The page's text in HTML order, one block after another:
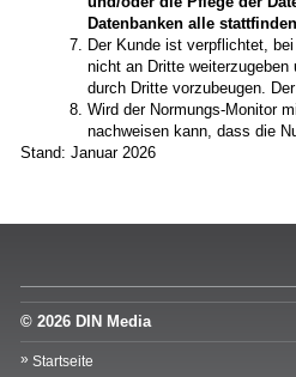
Datenbanken alle
Der Kunde ist verpflichtet,
nicht an Dritte
durch Dritte vorzubeugen.
Wird der Normungs-Monitor
nachweisen kann, dass die
Stand: Januar 2026
© 2026 DIN Media
Startseite